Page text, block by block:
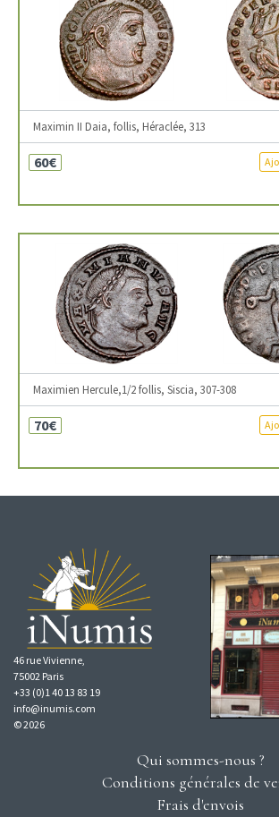
Maximin II Daia, follis, Héraclée, 313
60€
Maximien Hercule,1/2 follis, Siscia, 307-308
70€
46 rue Vivienne,
75002 Paris
+33 (0)1 40 13 83 19
info@inumis.com
© 2026
Qui sommes-nous ?
Conditions générales de
Frais d'envois